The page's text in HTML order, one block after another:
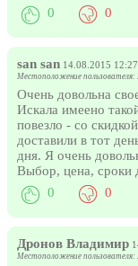
0 0
san san 14.08.2015 12:27
Местоположение пользователя:
Очень довольна
Искала имеено
повезло - со
доставили в тот
дня. Я очень
Выбор, цена, сроки
0 0
Дронов Владимир
Местоположение пользователя: